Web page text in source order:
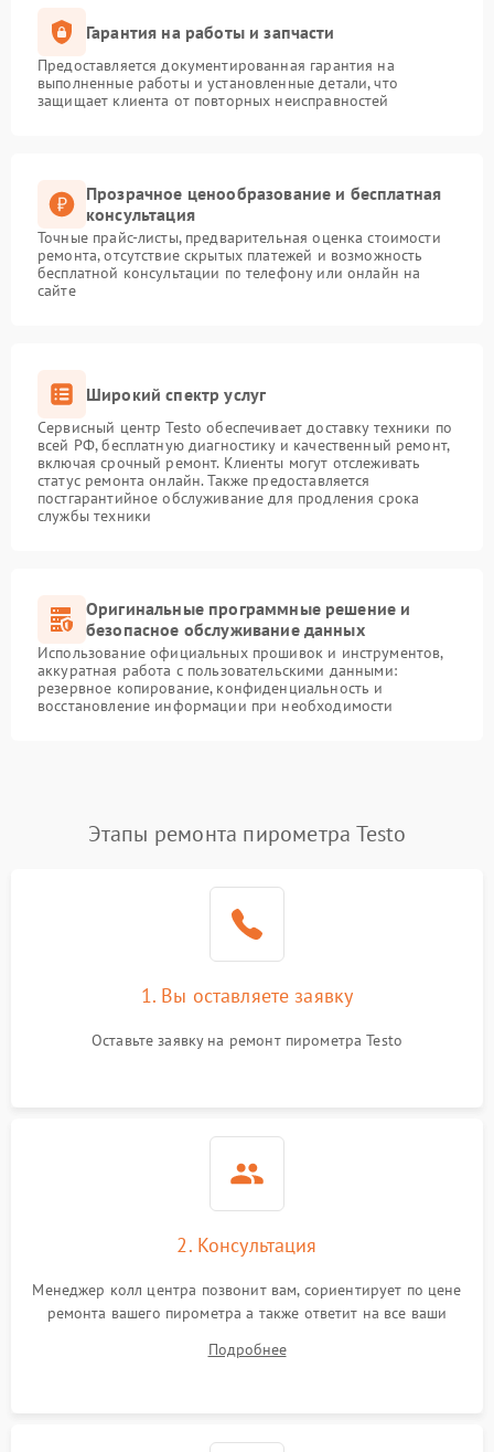
Гарантия на работы и запчасти
Предоставляется документированная гарантия на
выполненные работы и установленные детали, что
защищает клиента от повторных неисправностей
Прозрачное ценообразование и бесплатная
консультация
Точные прайс-листы, предварительная оценка стоимости
ремонта, отсутствие скрытых платежей и возможность
бесплатной консультации по телефону или онлайн на
сайте
Широкий спектр услуг
Сервисный центр Testo обеспечивает доставку техники по
всей РФ, бесплатную диагностику и качественный ремонт,
включая срочный ремонт. Клиенты могут отслеживать
статус ремонта онлайн. Также предоставляется
постгарантийное обслуживание для продления срока
службы техники
Оригинальные программные решение и
безопасное обслуживание данных
Использование официальных прошивок и инструментов,
аккуратная работа с пользовательскими данными:
резервное копирование, конфиденциальность и
восстановление информации при необходимости
Этапы ремонта пирометра Testo
1. Вы оставляете заявку
Оставьте заявку на ремонт пирометра Testo
2. Консультация
Менеджер колл центра позвонит вам, сориентирует по цене
ремонта вашего пирометра а также ответит на все ваши
Подробнее